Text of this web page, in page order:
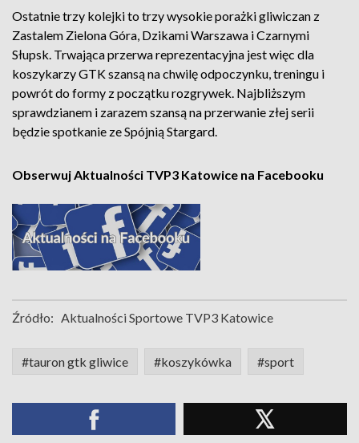
Ostatnie trzy kolejki to trzy wysokie porażki gliwiczan z
Zastalem Zielona Góra, Dzikami Warszawa i Czarnymi
Słupsk. Trwająca przerwa reprezentacyjna jest więc dla
koszykarzy GTK szansą na chwilę odpoczynku, treningu i
powrót do formy z początku rozgrywek. Najbliższym
sprawdzianem i zarazem szansą na przerwanie złej serii
będzie spotkanie ze Spójnią Stargard.
Obserwuj Aktualności TVP3 Katowice na Facebooku
Źródło: Aktualności Sportowe TVP3 Katowice
#tauron gtk gliwice #koszykówka #sport